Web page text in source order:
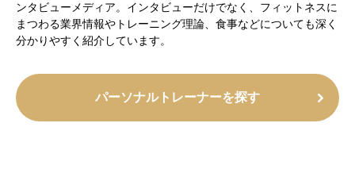
ンタビューメディア。インタビューだけでなく、フィットネスに
まつわる業界情報やトレーニング理論、食事などについても深く
分かりやすく紹介しています。
パーソナルトレーナーを探す